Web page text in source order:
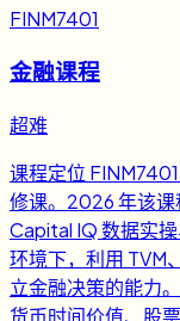
FINM7401
金融课程
超难
课程定位
修课。2026 年该课
Capital IQ 数据实
环境下，利用 TVM
立金融决策的能力
货币时间价值、股